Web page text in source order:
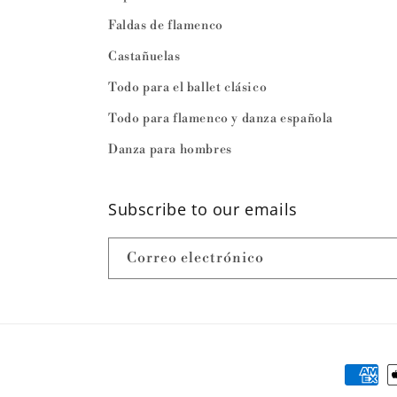
Faldas de flamenco
Castañuelas
Todo para el ballet clásico
Todo para flamenco y danza española
Danza para hombres
Subscribe to our emails
Correo electrónico
Formas